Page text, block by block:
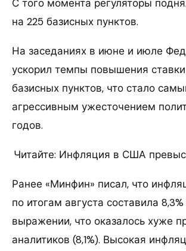
С того момента регуляторы
на 225 базисных пунктов.
На заседаниях в июне и июле
ускорил темпы повышения
базисных пунктов, что стало
агрессивным ужесточением
годов.
Читайте: Инфляция в США
Ранее «Минфин» писал, что
по итогам августа составила
выражении, что оказалось хуже
аналитиков (8,1%). Высокая